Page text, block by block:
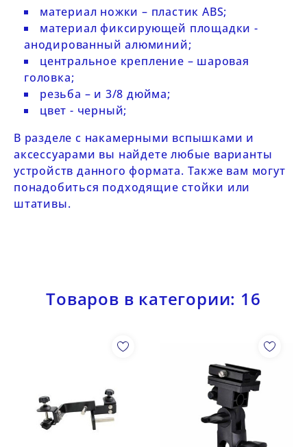
материал ножки – пластик ABS;
материал фиксирующей площадки -
анодированный алюминий;
центральное крепление – шаровая
головка;
резьба – и 3/8 дюйма;
цвет - черный;
В разделе с накамерными вспышками и
аксессуарами вы найдете любые варианты
устройств данного формата. Также вам могут
понадобиться подходящиестойки или
штативы.
Товаров в категории: 16